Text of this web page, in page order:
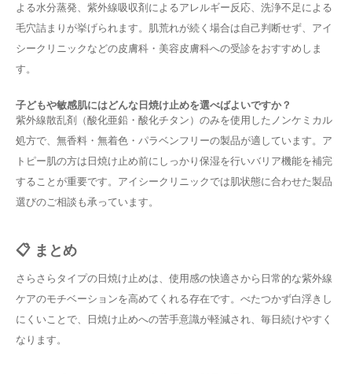
よる水分蒸発、紫外線吸収剤によるアレルギー反応、洗浄不足による
毛穴詰まりが挙げられます。肌荒れが続く場合は自己判断せず、アイ
シークリニックなどの皮膚科・美容皮膚科への受診をおすすめしま
す。
子どもや敏感肌にはどんな日焼け止めを選べばよいですか？
紫外線散乱剤（酸化亜鉛・酸化チタン）のみを使用したノンケミカル
処方で、無香料・無着色・パラベンフリーの製品が適しています。ア
トピー肌の方は日焼け止め前にしっかり保湿を行いバリア機能を補完
することが重要です。アイシークリニックでは肌状態に合わせた製品
選びのご相談も承っています。
📋 まとめ
さらさらタイプの日焼け止めは、使用感の快適さから日常的な紫外線
ケアのモチベーションを高めてくれる存在です。べたつかず白浮きし
にくいことで、日焼け止めへの苦手意識が軽減され、毎日続けやすく
なります。